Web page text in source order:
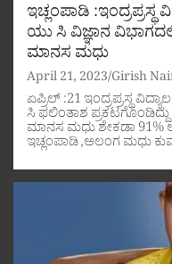
ಇಚ್ಲಂಪಾಡಿ
ಯು ಸಿ ವಿಜ್ಞಾನ
ಮಾನಸ ಮಧು
April 21, 2023 Girish
ಏಪ್ರಿಲ್ :21 ಇಂದ್ರಪ್ರಸ್ಥ
ಸಿ ಫಲಿಂತಾಶ
ಮಾನಸ ಮಧು ಶೇಕಡಾ 91%
ಇಚ್ಲಂಪಾಡಿ ,ಅಲಂಗ ಮಧು